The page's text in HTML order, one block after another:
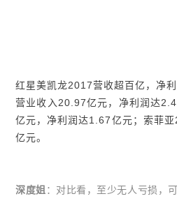
红星美凯龙2017营收超百亿，净
营业收入20.97亿元，净利润达
亿元，净利润达1.67亿元；索菲
亿元。
深度姐 ：对比看，至少无人亏损，